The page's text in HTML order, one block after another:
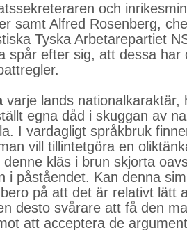
och
samt Alfred Rosenberg,
Tyska Arbetarepartiet
spår efter sig, att dessa har
varje lands nationalkaraktär,
egna dåd i skuggan av
I vardagligt språkbruk
vill tillintetgöra en
denne kläs i brun skjorta
i påståendet. Kan denna
på att det är relativt lätt
desto svårare att få den
att acceptera de